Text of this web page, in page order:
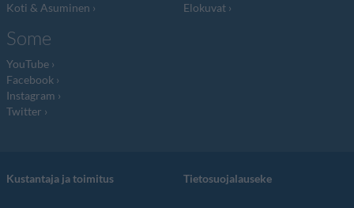
Koti & Asuminen
Elokuvat
Some
YouTube
Facebook
Instagram
Twitter
Kustantaja ja toimitus Tietosuojalauseke